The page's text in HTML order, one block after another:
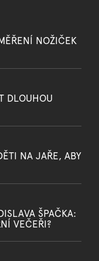
NOŽIČEK
DLOUHOU
NA JAŘE, ABY
ŠPAČKA:
VEČEŘI?